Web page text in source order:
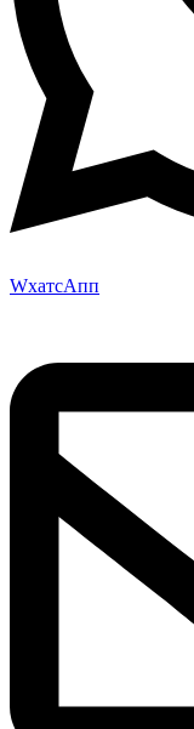
WхатсАпп